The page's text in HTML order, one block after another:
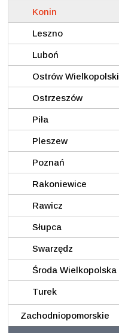
Konin
Leszno
Luboń
Ostrów Wielkopolski
Ostrzeszów
Piła
Pleszew
Poznań
Rakoniewice
Rawicz
Słupca
Swarzędz
Środa Wielkopolska
Turek
Zachodniopomorskie